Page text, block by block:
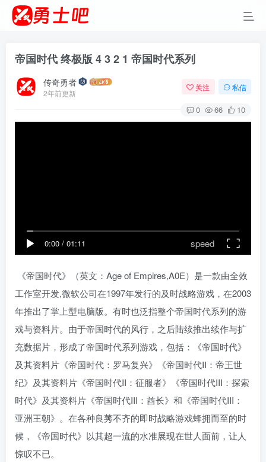
帝国时代 终极版 4 3 2 1 帝国时代系列
传奇勇者
2年前更新
关注 私信
0 66 10
0:00 / 01:11 speed
《帝国时代》（英文：Age of Empires,A0E）是一款由全效
工作室开发,微软公司在1997年发行的及时战略游戏，在2003
年推出了掌上型电脑版。有时也泛指整个帝国时代系列的游
戏与资料片。由于帝国时代的风行，之后陆续推出续作与扩
充数据片，形成了帝国时代系列游戏，包括：《帝国时代》
及其资料片《帝国时代：罗马复兴》《帝国时代II：帝王世
纪》及其资料片《帝国时代II：征服者》《帝国时代III：探索
时代》及其资料片《帝国时代III：酋长》和《帝国时代III：
亚洲王朝》。在各种良莠不齐的即时战略游戏蜂拥而至的时
候，《帝国时代》以其超一流的水准展现在世人面前，让人
惊叹不已。